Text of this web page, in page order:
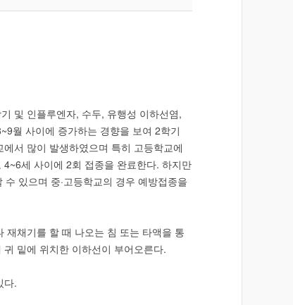
및 인플루엔자, 수두, 유행성 이하선염,
월 사이에 증가하는 경향을 보여 2학기
서 많이 발생하였으며 특히 고등학교에
세 사이에 2회 접종을 완료한다. 하지만
있으며 중·고등학교의 경우 예방접종을
재채기를 할 때 나오는 침 또는 타액을 통
밑에 위치한 이하선이 부어오른다.
다.